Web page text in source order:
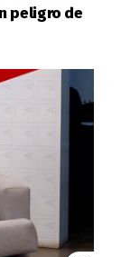
peligro de